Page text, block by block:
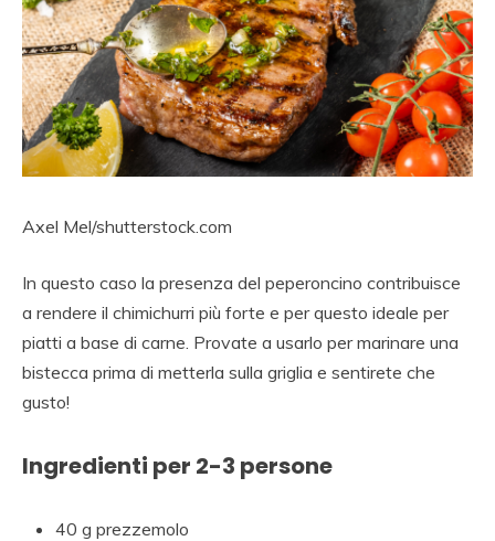
Axel Mel/shutterstock.com
In questo caso la presenza del peperoncino contribuisce
a rendere il chimichurri più forte e per questo ideale per
piatti a base di carne. Provate a usarlo per marinare una
bistecca prima di metterla sulla griglia e sentirete che
gusto!
Ingredienti per 2-3 persone
40 g prezzemolo